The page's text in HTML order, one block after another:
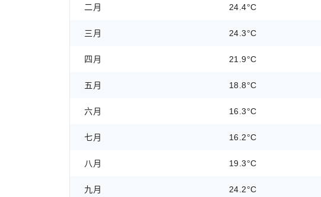
二月 24.4°C
三月 24.3°C
四月 21.9°C
五月 18.8°C
六月 16.3°C
七月 16.2°C
八月 19.3°C
九月 24.2°C